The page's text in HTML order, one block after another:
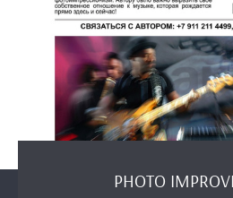
PHOTO